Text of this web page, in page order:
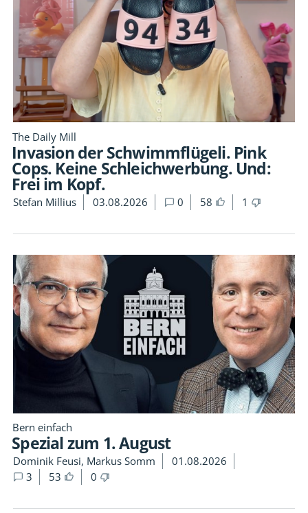
The Daily Mill
Invasion der Schwimmflügeli. Pink
Cops. Keine Schleichwerbung. Und:
Frei im Kopf.
Stefan Millius 03.08.2026 0 58 1
Bern einfach
Spezial zum 1. August
Dominik Feusi, Markus Somm
01.08.2026
3
53 0